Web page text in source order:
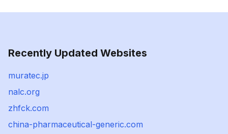
Recently Updated Websites
muratec.jp
nalc.org
zhfck.com
china-pharmaceutical-generic.com